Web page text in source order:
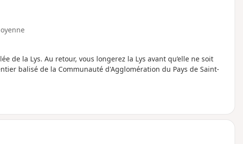
de la Lys. Au retour, vous longerez la Lys avant qu’elle ne soit
balisé de la Communauté d'Agglomération du Pays de Saint-